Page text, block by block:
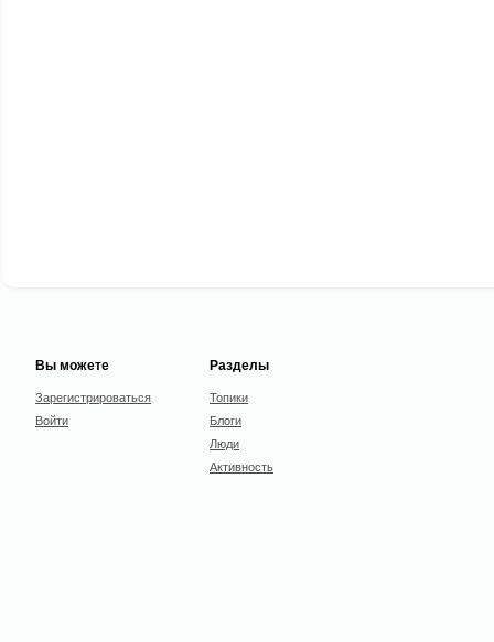
Вы можете
Зарегистрироваться
Войти
Разделы
Топики
Блоги
Люди
Активность